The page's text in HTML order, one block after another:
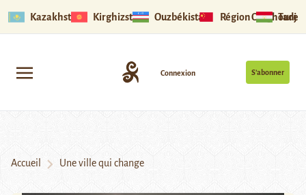
Kazakhstan Kirghizstan Ouzbékistan Région Ouïghoure
S’abonner
Connexion
Accueil Une ville qui change